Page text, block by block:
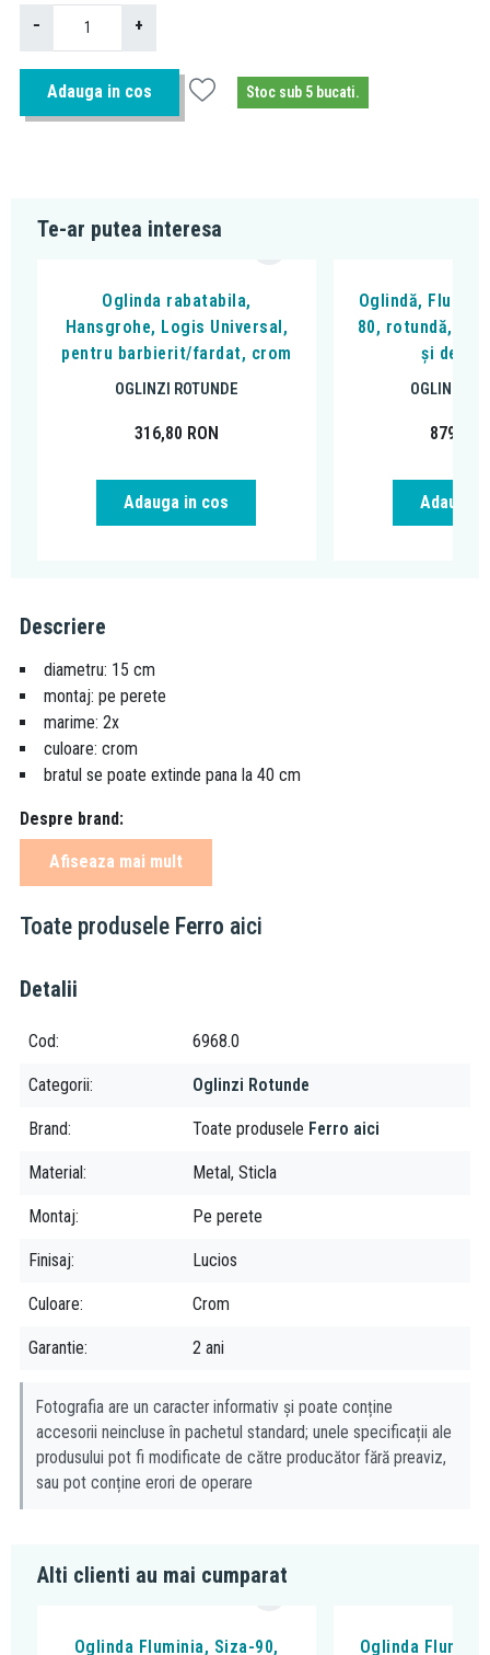
− +
Adauga in cos Stoc sub 5 bucati.
Te-ar putea interesa
Oglinda rabatabila,
Hansgrohe, Logis Universal,
pentru barbierit/fardat, crom
OGLINZI ROTUNDE
316,80 RON
Adauga in cos
Oglindă,
80, rotundă, cu
și
OGLINZI
879,00
Adauga
Descriere
diametru: 15 cm
montaj: pe perete
marime: 2x
culoare: crom
bratul se poate extinde pana la 40 cm
Despre brand:
Ferro este una dintre cele mai puternice companii producatoare
de accesorii tehnico-sanitare, armaturi si sisteme de incalzire din
sud-estul Europei. Fiind prezenta pe piata de mai bine de 20 de
ani, grupul Ferro isi asigura locul prin faptul ca produsele lor
Afiseaza mai mult
Toate produsele Ferro aici
Detalii
Cod 6968.0
Categorii Oglinzi Rotunde
Brand Toate produsele Ferro aici
Material Metal, Sticla
Montaj Pe perete
Finisaj Lucios
Culoare Crom
Garantie 2 ani
Fotografia are un caracter informativ și poate conține
accesorii neincluse în pachetul standard; unele specificații ale
produsului pot fi modificate de către producător fără preaviz,
sau pot conține erori de operare
Alti clienti au mai cumparat
Oglinda Fluminia, Siza-90, Oglinda